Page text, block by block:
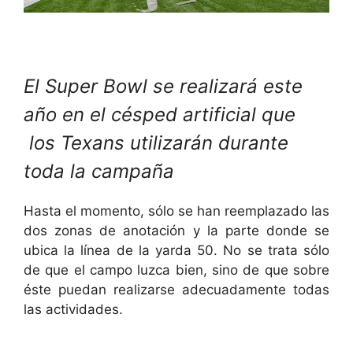
El Super Bowl se realizará este
año en el césped artificial que
los Texans utilizarán durante
toda la campaña
Hasta el momento, sólo se han reemplazado las
dos zonas de anotación y la parte donde se
ubica la línea de la yarda 50. No se trata sólo
de que el campo luzca bien, sino de que sobre
éste puedan realizarse adecuadamente todas
las actividades.